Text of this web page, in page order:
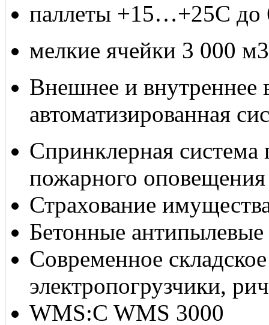
паллеты +15…+25С до
мелкие ячейки 3 000 м3
Внешнее и
автоматизированная
Спринклерная
пожарного оповещения
Страхование
Бетонные
Современное
электропогрузчики,
WMS:C WMS 3000